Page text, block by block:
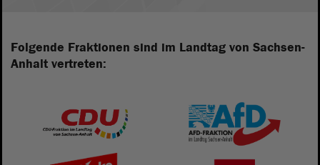
Folgende Fraktionen sind im Landtag von Sachsen-
Anhalt vertreten: